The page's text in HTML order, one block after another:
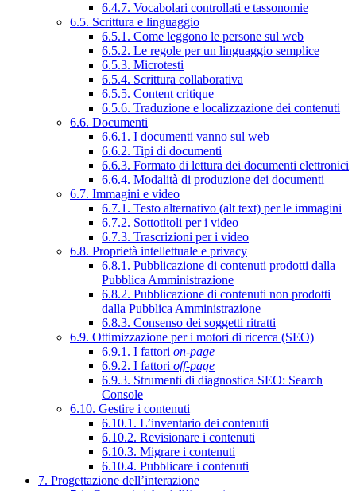
6.4.7. Vocabolari controllati e tassonomie
6.5. Scrittura e linguaggio
6.5.1. Come leggono le persone sul web
6.5.2. Le regole per un linguaggio semplice
6.5.3. Microtesti
6.5.4. Scrittura collaborativa
6.5.5. Content critique
6.5.6. Traduzione e localizzazione dei contenuti
6.6. Documenti
6.6.1. I documenti vanno sul web
6.6.2. Tipi di documenti
6.6.3. Formato di lettura dei documenti elettronici
6.6.4. Modalità di produzione dei documenti
6.7. Immagini e video
6.7.1. Testo alternativo (alt text) per le immagini
6.7.2. Sottotitoli per i video
6.7.3. Trascrizioni per i video
6.8. Proprietà intellettuale e privacy
6.8.1. Pubblicazione di contenuti prodotti dalla
Pubblica Amministrazione
6.8.2. Pubblicazione di contenuti non prodotti
dalla Pubblica Amministrazione
6.8.3. Consenso dei soggetti ritratti
6.9. Ottimizzazione per i motori di ricerca (SEO)
6.9.1. I fattori on-page
6.9.2. I fattori off-page
6.9.3. Strumenti di diagnostica SEO: Search
Console
6.10. Gestire i contenuti
6.10.1. L’inventario dei contenuti
6.10.2. Revisionare i contenuti
6.10.3. Migrare i contenuti
6.10.4. Pubblicare i contenuti
7. Progettazione dell’interazione